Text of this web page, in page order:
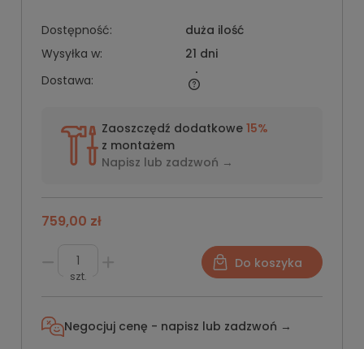
Dostępność:
duża ilość
Wysyłka w:
21 dni
Dostawa:
Zaoszczędź dodatkowe 15%
z montażem
Napisz lub zadzwoń →
759,00 zł
szt.
Do koszyka
Negocjuj cenę - napisz lub zadzwoń →